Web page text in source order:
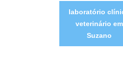
laboratório
veterinário em
Suzano